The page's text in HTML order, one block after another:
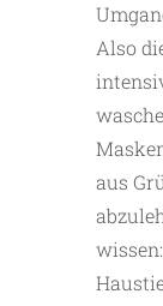
Also
aus